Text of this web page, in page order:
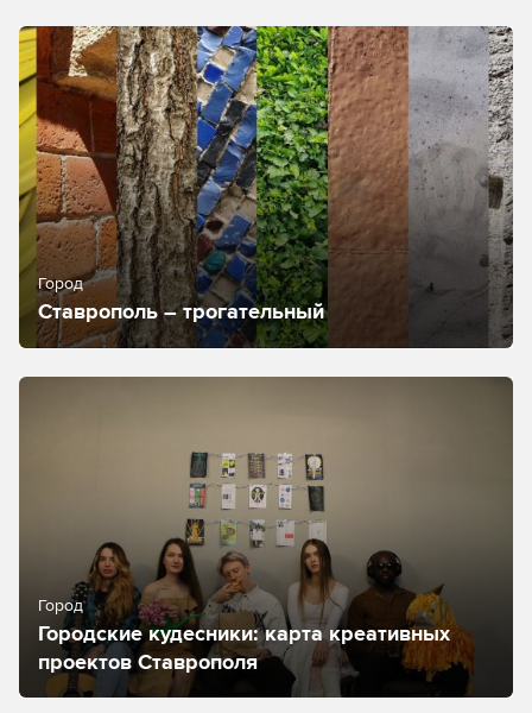
Город
Ставрополь – трогательный
Город
Городские кудесники: карта креативных
проектов Ставрополя